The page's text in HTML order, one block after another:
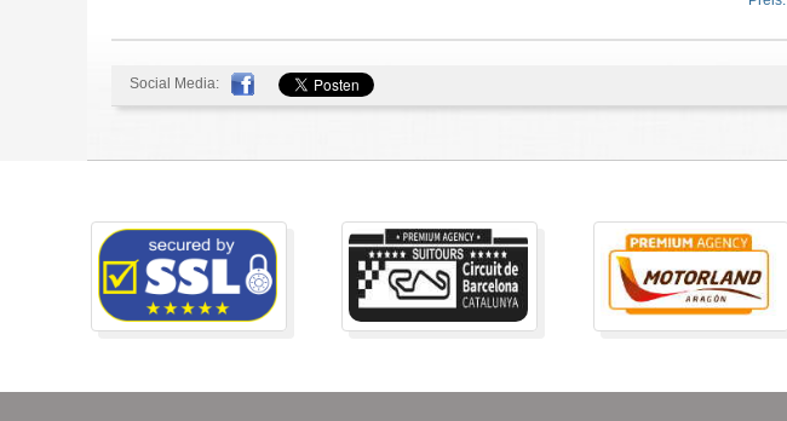
Social Media: